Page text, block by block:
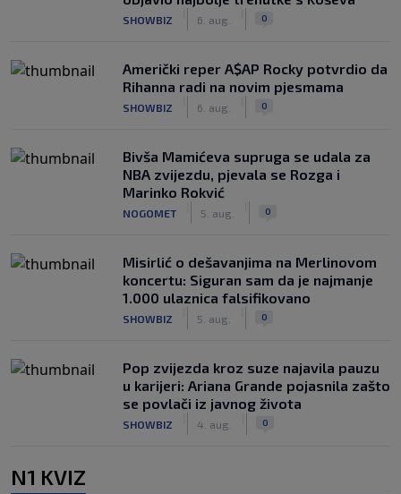
SHOWBIZ 6. aug. 0
Američki reper A$AP Rocky potvrdio da
Rihanna radi na novim pjesmama
SHOWBIZ 6. aug. 0
Bivša Mamićeva supruga se udala za
NBA zvijezdu, pjevala se Rozga i
Marinko Rokvić
NOGOMET 5. aug. 0
Misirlić o dešavanjima na Merlinovom
koncertu: Siguran sam da je najmanje
1.000 ulaznica falsifikovano
SHOWBIZ 5. aug. 0
Pop zvijezda kroz suze najavila pauzu
u karijeri: Ariana Grande pojasnila zašto
se povlači iz javnog života
SHOWBIZ 4. aug. 0
N1 KVIZ